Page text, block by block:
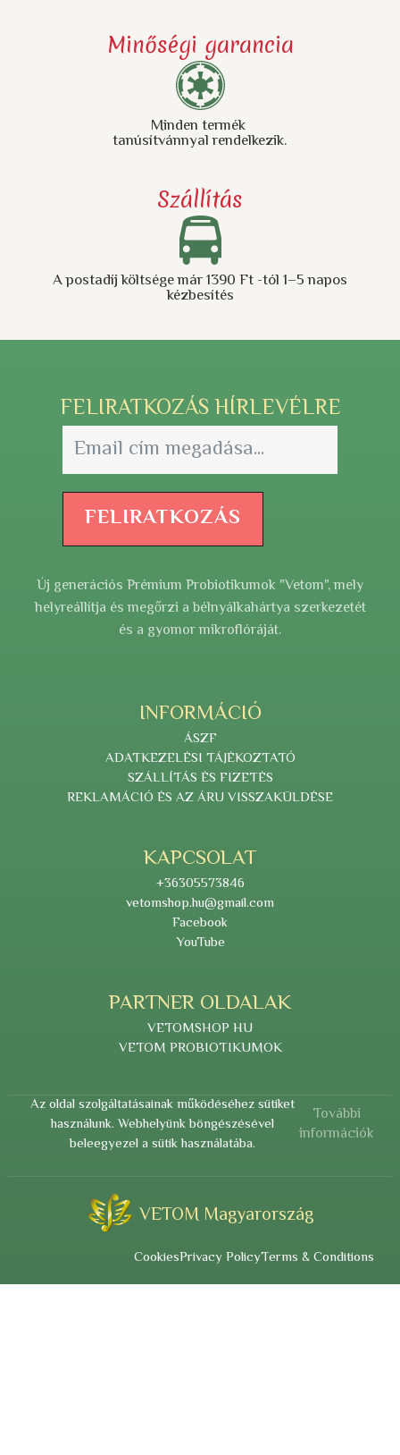
Minőségi garancia
Minden termék
tanúsítvánnyal rendelkezik.
Szállítás
A postadíj költsége már 1390 Ft -tól 1–5 napos
kézbesítés
FELIRATKOZÁS HÍRLEVÉLRE
FELIRATKOZÁS
Új generációs Prémium Probiotikumok "Vetom", mely
helyreállítja és megőrzi a bélnyálkahártya szerkezetét
és a gyomor mikroflóráját.
INFORMÁCIÓ
ÁSZF
ADATKEZELÉSI TÁJÉKOZTATÓ
SZÁLLÍTÁS ÉS FIZETÉS
REKLAMÁCIÓ ÉS AZ ÁRU VISSZAKÜLDÉSE
KAPCSOLAT
+36305573846
vetomshop.hu@gmail.com
Facebook
YouTube
PARTNER OLDALAK
VETOMSHOP HU
VETOM PROBIOTIKUMOK
Az oldal szolgáltatásainak működéséhez sütiket
használunk. Webhelyünk böngészésével
beleegyezel a sütik használatába.
További
információk
VETOM Magyarország
CookiesPrivacy PolicyTerms & Conditions